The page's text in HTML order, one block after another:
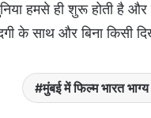
हमसे ही शुरू होती है और
के साथ और बिना किसी
मुंबई में फिल्म भारत